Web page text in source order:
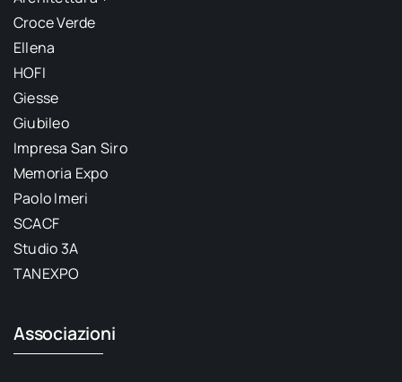
Croce Verde
Ellena
HOFI
Giesse
Giubileo
Impresa San Siro
Memoria Expo
Paolo Imeri
SCACF
Studio 3A
TANEXPO
Associazioni